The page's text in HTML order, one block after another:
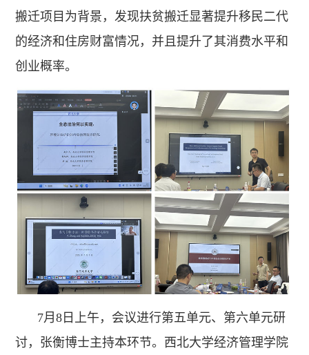
搬迁项目为背景，发现扶贫搬迁显著提升移民二代
的经济和住房财富情况，并且提升了其消费水平和
创业概率。
7月8日上午，会议进行第五单元、第六单元研
讨，张衡博士主持本环节。西北大学经济管理学院